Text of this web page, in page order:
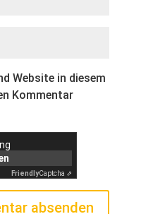
Website in diesem
Kommentar
FriendlyCaptcha ⇗